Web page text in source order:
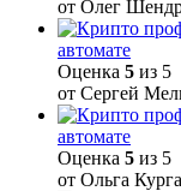
от Олег
автомате
Оценка 5 из 5
от Сергей
автомате
Оценка 5 из 5
от Ольга